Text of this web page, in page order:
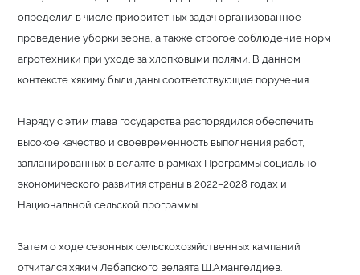
определил в числе приоритетных задач организованное
проведение уборки зерна, а также строгое соблюдение норм
агротехники при уходе за хлопковыми полями. В данном
контексте хякиму были даны соответствующие поручения.
Наряду с этим глава государства распорядился обеспечить
высокое качество и своевременность выполнения работ,
запланированных в велаяте в рамках Программы социально-
экономического развития страны в 2022–2028 годах и
Национальной сельской программы.
Затем о ходе сезонных сельскохозяйственных кампаний
отчитался хяким Лебапского велаята Ш.Амангелдиев.